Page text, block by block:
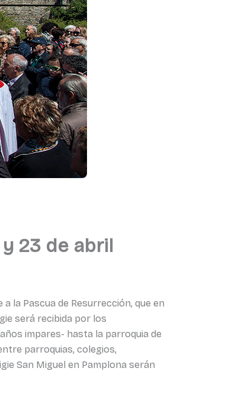
23 de abril
la Pascua de Resurrección, que en
será recibida por los
impares- hasta la parroquia de
parroquias, colegios,
San Miguel en Pamplona serán